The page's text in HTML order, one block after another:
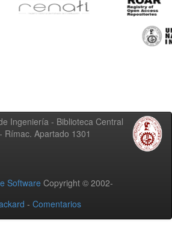
Ingeniería - Biblioteca Central
Rímac. Apartado 1301
Software Copyright © 2002-
- Comentarios